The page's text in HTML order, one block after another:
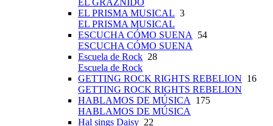
EL GRAZNIDO
EL PRISMA MUSICAL 3
EL PRISMA MUSICAL
ESCUCHA CÓMO SUENA 54
ESCUCHA CÓMO SUENA
Escuela de Rock 28
Escuela de Rock
GETTING ROCK RIGHTS REBELION 16
GETTING ROCK RIGHTS REBELION
HABLAMOS DE MÚSICA 175
HABLAMOS DE MÚSICA
Hal sings Daisy 22